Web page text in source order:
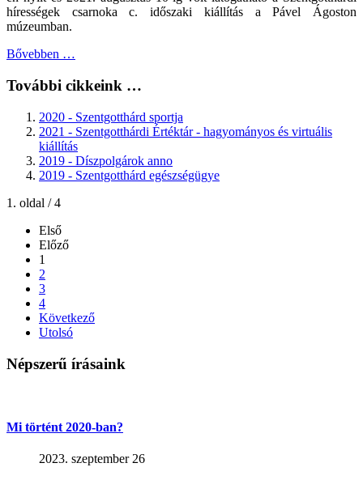
hírességek csarnoka c. időszaki kiállítás a Pável Ágoston
múzeumban.
Bővebben …
További cikkeink …
2020 - Szentgotthárd sportja
2021 - Szentgotthárdi Értéktár - hagyományos és virtuális
kiállítás
2019 - Díszpolgárok anno
2019 - Szentgotthárd egészségügye
1. oldal / 4
Első
Előző
1
2
3
4
Következő
Utolsó
Népszerű írásaink
Mi történt 2020-ban?
2023. szeptember 26